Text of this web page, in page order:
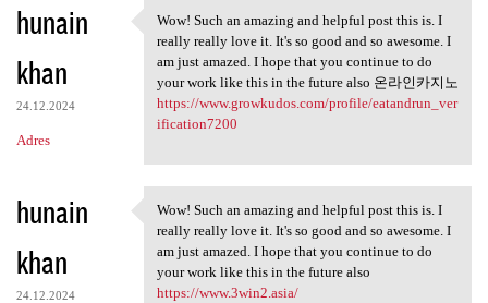
hunain
khan
24.12.2024
Adres
Wow! Such an amazing and
Wow! Such an amazing and helpful post this is. I
really really love it. It's so good and so awesome. I
am just amazed. I hope that you continue to do
your work like this in the future also 온라인카지노
https://www.growkudos.com/profile/eatandrun_ver
ification7200
hunain
khan
24.12.2024
Wow! Such an amazing and
Wow! Such an amazing and helpful post this is. I
really really love it. It's so good and so awesome. I
am just amazed. I hope that you continue to do
your work like this in the future also
https://www.3win2.asia/